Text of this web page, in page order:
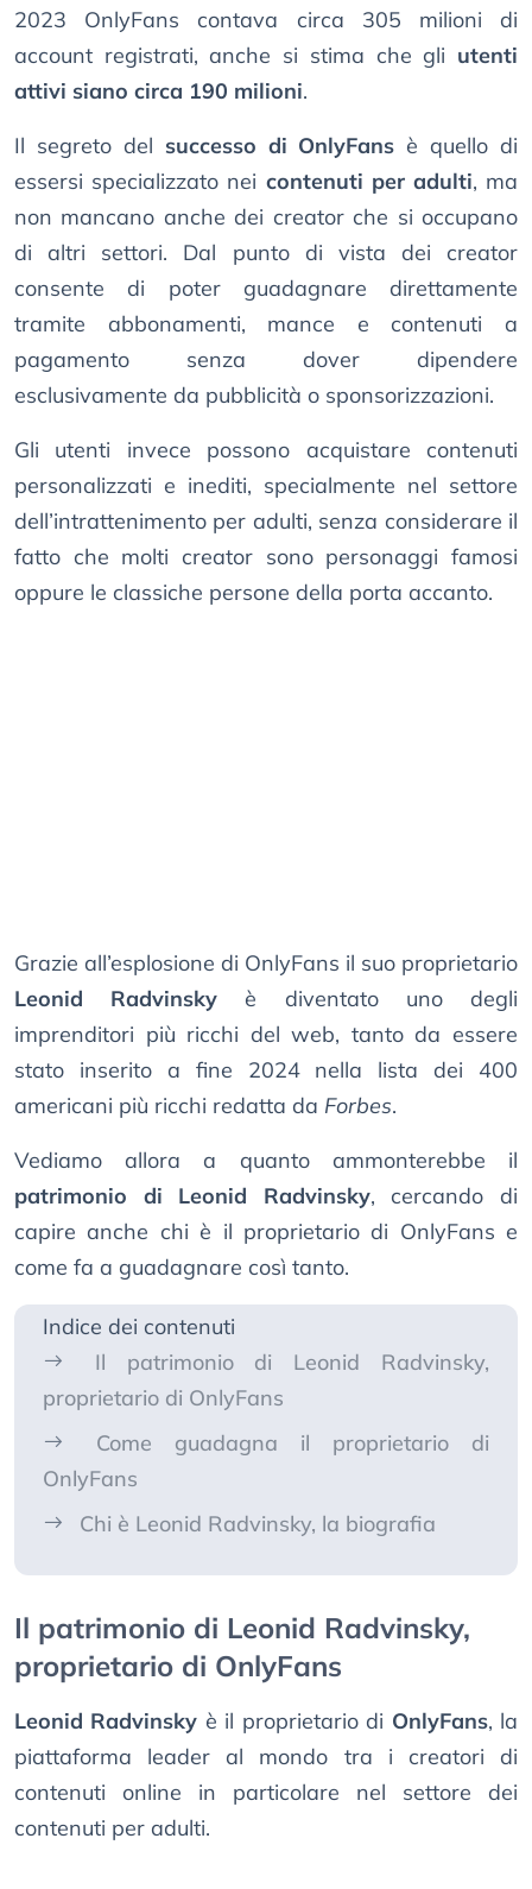
2023 OnlyFans contava circa 305 milioni di
account registrati, anche si stima che gli utenti
attivi siano circa 190 milioni.
Il segreto del successo di OnlyFans è quello di
essersi specializzato nei contenuti per adulti, ma
non mancano anche dei creator che si occupano
di altri settori. Dal punto di vista dei creator
consente di poter guadagnare direttamente
tramite abbonamenti, mance e contenuti a
pagamento senza dover dipendere
esclusivamente da pubblicità o sponsorizzazioni.
Gli utenti invece possono acquistare contenuti
personalizzati e inediti, specialmente nel settore
dell’intrattenimento per adulti, senza considerare il
fatto che molti creator sono personaggi famosi
oppure le classiche persone della porta accanto.
Grazie all’esplosione di OnlyFans il suo proprietario
Leonid Radvinsky è diventato uno degli
imprenditori più ricchi del web, tanto da essere
stato inserito a fine 2024 nella lista dei 400
americani più ricchi redatta da Forbes.
Vediamo allora a quanto ammonterebbe il
patrimonio di Leonid Radvinsky, cercando di
capire anche chi è il proprietario di OnlyFans e
come fa a guadagnare così tanto.
Indice dei contenuti
Il patrimonio di Leonid Radvinsky,
proprietario di OnlyFans
Come guadagna il proprietario di
OnlyFans
Chi è Leonid Radvinsky, la biografia
Il patrimonio di Leonid Radvinsky,
proprietario di OnlyFans
Leonid Radvinsky è il proprietario di OnlyFans, la
piattaforma leader al mondo tra i creatori di
contenuti online in particolare nel settore dei
contenuti per adulti.